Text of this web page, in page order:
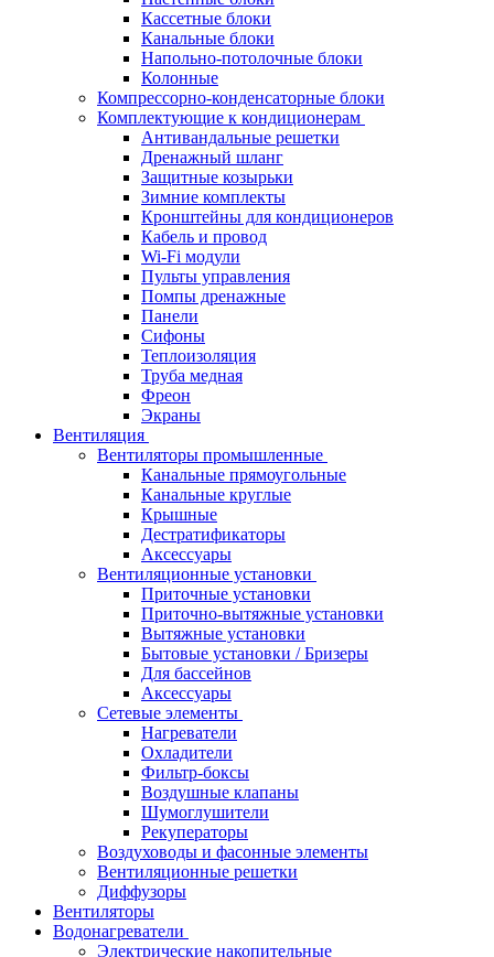
Кассетные блоки
Канальные блоки
Напольно-потолочные блоки
Колонные
Компрессорно-конденсаторные блоки
Комплектующие к кондиционерам
Антивандальные решетки
Дренажный шланг
Защитные козырьки
Зимние комплекты
Кронштейны для кондиционеров
Кабель и провод
Wi-Fi модули
Пульты управления
Помпы дренажные
Панели
Сифоны
Теплоизоляция
Труба медная
Фреон
Экраны
Вентиляция
Вентиляторы промышленные
Канальные прямоугольные
Канальные круглые
Крышные
Дестратификаторы
Аксессуары
Вентиляционные установки
Приточные установки
Приточно-вытяжные установки
Вытяжные установки
Бытовые установки / Бризеры
Для бассейнов
Аксессуары
Сетевые элементы
Нагреватели
Охладители
Фильтр-боксы
Воздушные клапаны
Шумоглушители
Рекуператоры
Воздуховоды и фасонные элементы
Вентиляционные решетки
Диффузоры
Вентиляторы
Водонагреватели
Электрические накопительные